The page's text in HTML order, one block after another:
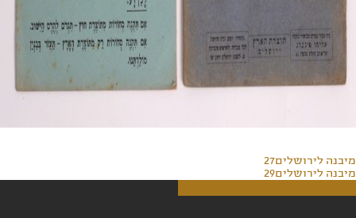
מיבנה לירושלים27
מיבנה לירושלים29